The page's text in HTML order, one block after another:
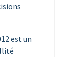
est un